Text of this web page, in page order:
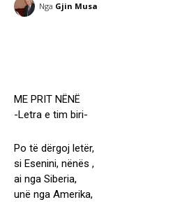
Nga Gjin Musa
ME PRIT NËNË
-Letra e tim biri-
Po të dërgoj letër,
si Esenini, nënës ,
ai nga Siberia,
unë nga Amerika,